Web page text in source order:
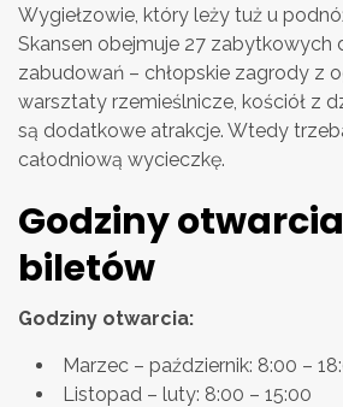
Wygiełzowie, który leży tuż u
Skansen obejmuje 27 zabytkowych
zabudowań – chłopskie zagrody z
warsztaty rzemieślnicze, kościół z
są dodatkowe atrakcje. Wtedy
całodniową wycieczkę.
Godziny
biletów
Godziny otwarcia:
Marzec – październik: 8:00 –
Listopad – luty: 8:00 – 15:00